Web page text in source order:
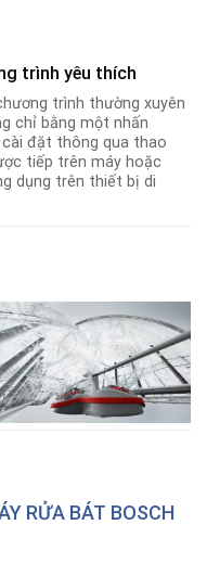
trình yêu thích
trình thường xuyên
chỉ bằng một nhấn
cài đặt thông qua thao
tiếp trên máy hoặc
dụng trên thiết bị di
RỬA BÁT BOSCH